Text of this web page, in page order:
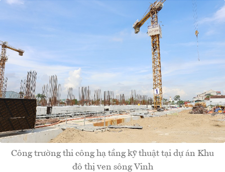
Công trường thi công hạ tầng kỹ thuật tại dự án Khu
đô thị ven sông Vinh